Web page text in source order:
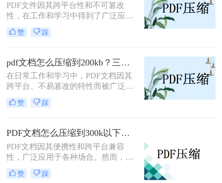
PDF文件因其跨平台性和不可篡改
性，在工作和学习中得到了广泛应
用。然而，有时PDF文件过大，会给
传输和存储带来不便。那么如何压缩
PDF文件大小的方法，帮助用户轻松
减小PDF文件的大小。
赞 踩
pdf文档怎么压缩到200kb？三种实用的方法分享！
在日常工作和学习中，PDF文档因其
跨平台、不易篡改的特性而被广泛使
用。然而，有时PDF文件过大，不便
于传输或存储，因此，将PDF文档压
为重要。那么pdf文档怎么压缩到
200kb呢？本文将介绍三种将PDF文档
压缩至200KB的方法。
赞 踩
PDF文档怎么压缩到300k以下？试试这3种压缩方法！
PDF文档因其便携性和跨平台兼容
性，广泛应用于各种场合。然而，有
时过大的PDF文件会影响传输速度和
存储效率。那么PDF文档怎么压缩到
赞 踩